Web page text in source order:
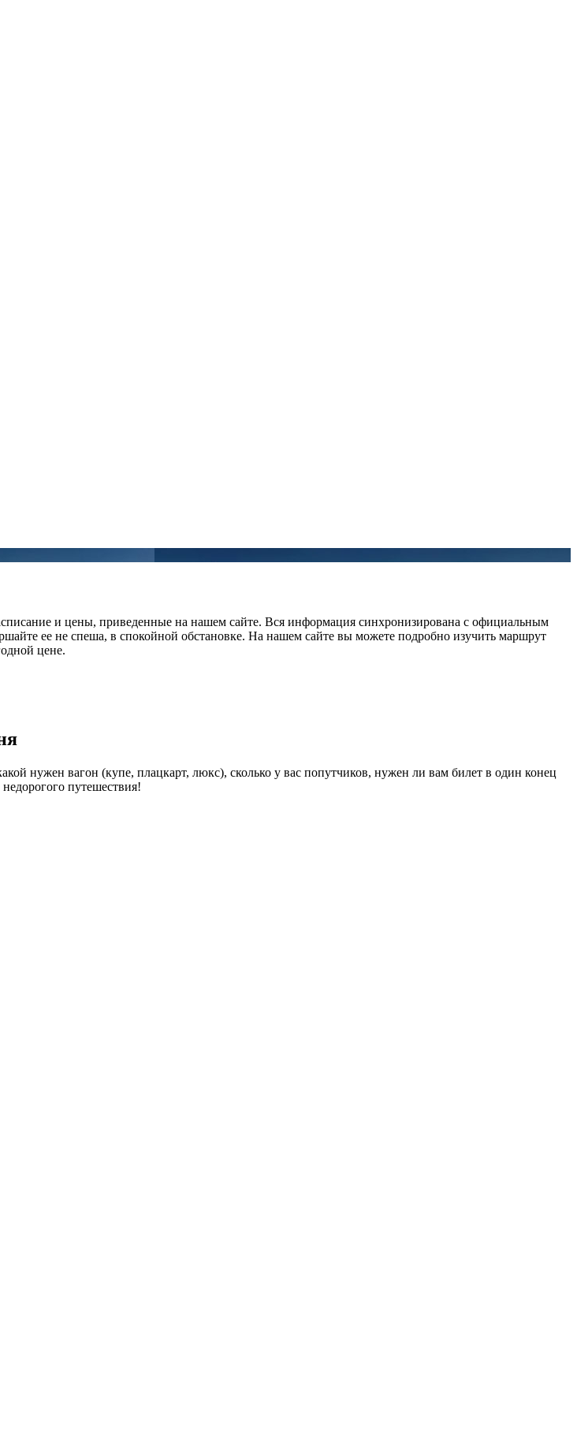
и цены, приведенные на нашем сайте. Вся информация синхронизирована с официальным
ее не спеша, в спокойной обстановке. На нашем сайте вы можете подробно изучить маршрут
цене.
нужен вагон (купе, плацкарт, люкс), сколько у вас попутчиков, нужен ли вам билет в один конец
путешествия!